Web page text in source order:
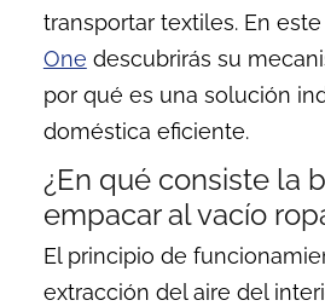
transportar textiles. En
One descubrirás su
por qué es una solución
doméstica eficiente.
¿En qué consiste la
empacar al vacío
El principio de
extracción del aire del